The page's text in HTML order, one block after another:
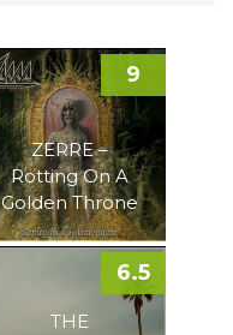
ZERRE –
Rotting On A
Golden Throne
9
THE
6.5